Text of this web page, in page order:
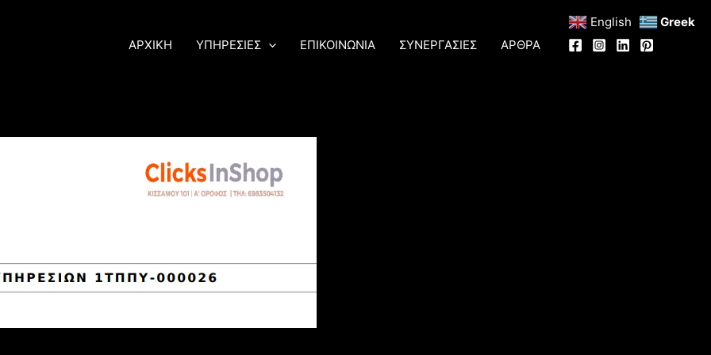
ΑΡΧΙΚΗ ΥΠΗΡΕΣΙΕΣ ΕΠΙΚΟΙΝΩΝΙΑ ΣΥΝΕΡΓΑΣΙΕΣ ΑΡΘΡΑ
English Greek